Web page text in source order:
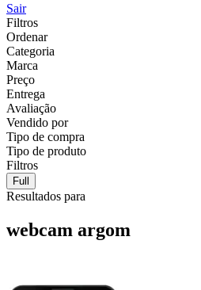
Sair
Filtros
Ordenar
Categoria
Marca
Preço
Entrega
Avaliação
Vendido por
Tipo de compra
Tipo de produto
Filtros
Full
Resultados para
webcam argom